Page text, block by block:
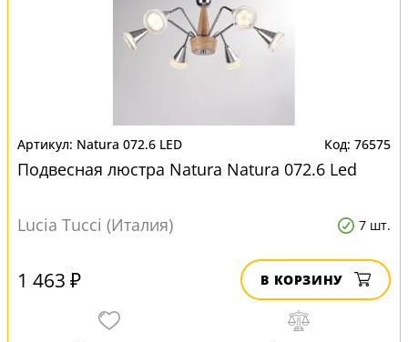
Natura 072.6 LED 76575
Подвесная люстра Natura Natura 072.6 Led
Lucia Tucci (Италия) 7 шт.
1 463 ₽ В КОРЗИНУ